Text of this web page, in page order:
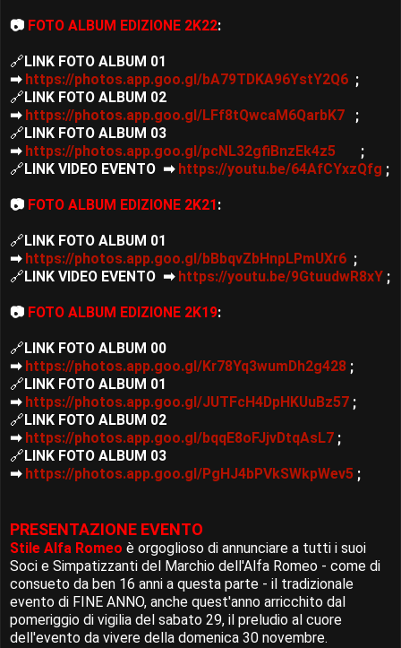
📷 FOTO ALBUM EDIZIONE 2K22:
🔗LINK FOTO ALBUM 01
➡ https://photos.app.goo.gl/bA79TDKA96YstY2Q6 ;
🔗LINK FOTO ALBUM 02
➡ https://photos.app.goo.gl/LFf8tQwcaM6QarbK7 ;
🔗LINK FOTO ALBUM 03
➡ https://photos.app.goo.gl/pcNL32gfiBnzEk4z5 ;
🔗LINK VIDEO EVENTO ➡ https://youtu.be/64AfCYxzQfg ;
📷 FOTO ALBUM EDIZIONE 2K21:
🔗LINK FOTO ALBUM 01
➡ https://photos.app.goo.gl/bBbqvZbHnpLPmUXr6 ;
🔗LINK VIDEO EVENTO ➡ https://youtu.be/9GtuudwR8xY ;
📷 FOTO ALBUM EDIZIONE 2K19:
🔗LINK FOTO ALBUM 00
➡ https://photos.app.goo.gl/Kr78Yq3wumDh2g428 ;
🔗LINK FOTO ALBUM 01
➡ https://photos.app.goo.gl/JUTFcH4DpHKUuBz57 ;
🔗LINK FOTO ALBUM 02
➡ https://photos.app.goo.gl/bqqE8oFJjvDtqAsL7 ;
🔗LINK FOTO ALBUM 03
➡ https://photos.app.goo.gl/PgHJ4bPVkSWkpWev5 ;
PRESENTAZIONE EVENTO
Stile Alfa Romeo è orgoglioso di annunciare a tutti i suoi
Soci e Simpatizzanti del Marchio dell'Alfa Romeo - come di
consueto da ben 16 anni a questa parte - il tradizionale
evento di FINE ANNO, anche quest'anno arricchito dal
pomeriggio di vigilia del sabato 29, il preludio al cuore
dell'evento da vivere della domenica 30 novembre.